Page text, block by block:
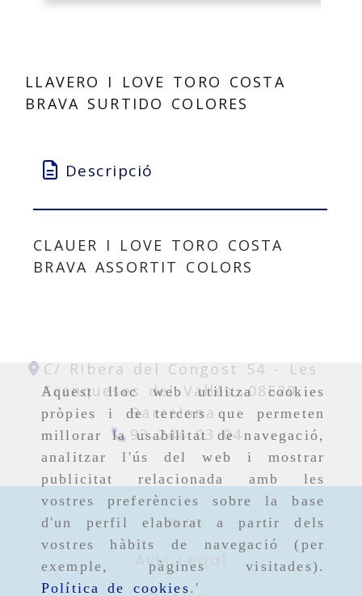
Aquest lloc web utilitza cookies
pròpies i de tercers que permeten
millorar la usabilitat de navegació,
analitzar l'ús del web i mostrar
publicitat relacionada amb les
vostres preferències sobre la base
d'un perfil elaborat a partir dels
vostres hàbits de navegació (per
exemple, pàgines visitades).
Política de cookies.'
LLAVERO I LOVE TORO COSTA
BRAVA SURTIDO COLORES
Descripció
CLAUER I LOVE TORO COSTA
BRAVA ASSORTIT COLORS
C/ Ribera del Congost 54 -
Les
Franqueses del Vallés,08520,
Barcelona
93 244 03 04
Inici
Avís Legal